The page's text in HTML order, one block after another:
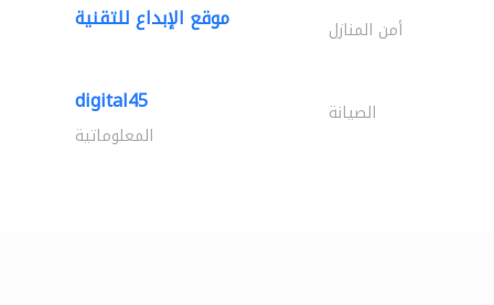
موقع الإبداع للتقنية أمن المنازل
digital45 الصيانة
المعلوماتية